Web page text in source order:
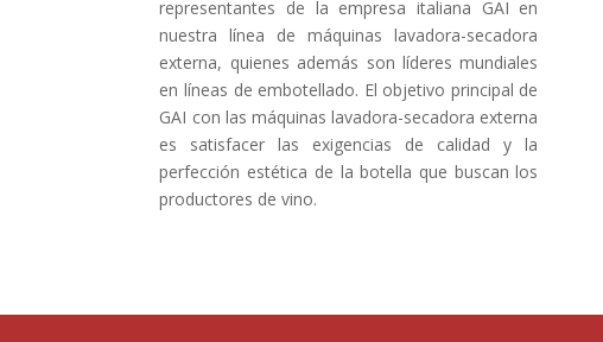
representantes de la empresa italiana GAI en
nuestra línea de máquinas lavadora-secadora
externa, quienes además son líderes mundiales
en líneas de embotellado. El objetivo principal de
GAI con las máquinas lavadora-secadora externa
es satisfacer las exigencias de calidad y la
perfección estética de la botella que buscan los
productores de vino.